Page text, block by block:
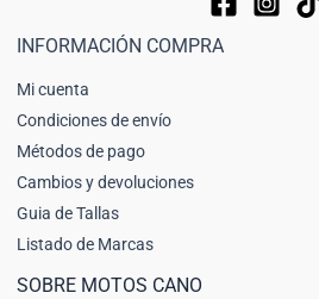
INFORMACIÓN COMPRA
Mi cuenta
Condiciones de envío
Métodos de pago
Cambios y devoluciones
Guia de Tallas
Listado de Marcas
SOBRE MOTOS CANO